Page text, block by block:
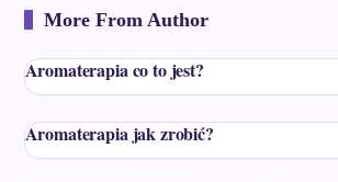
More From Author
Aromaterapia co to jest?
Aromaterapia jak zrobić?